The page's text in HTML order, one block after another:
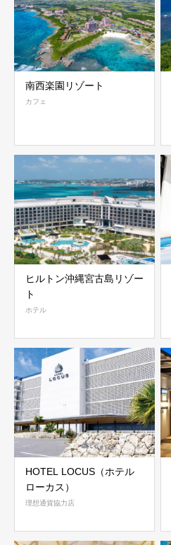
南西楽園リゾート
カフェ
ヒルトン沖縄宮古島リゾー
ト
ホテル
HOTEL LOCUS（ホテル
ローカス）
理想通貨協力店